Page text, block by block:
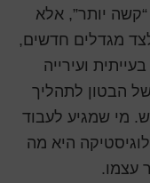
“קשה יותר”, אלא
מגדלים חדשים,
ועירייה
הבטון לתהליך
מי שמגיע לעבוד
היא מה
עצמו.